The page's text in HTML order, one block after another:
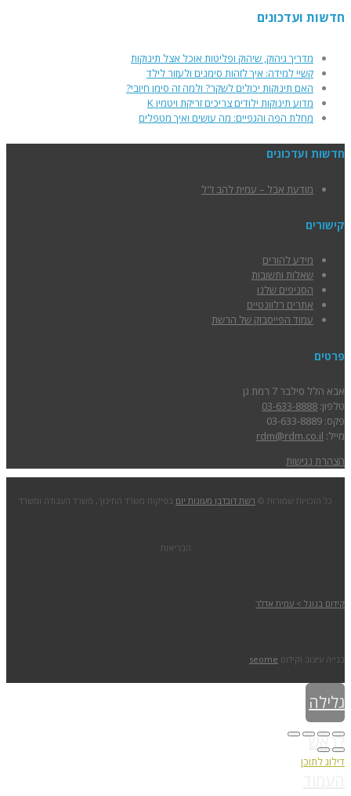
חדשות ועדכונים
מדריך גיהוק, שיהוק ופליטות אוכל אצל תינוקות
קשיי למידה: איך לזהות סימנים ולעזור לילד
האם תינוקות יכולים לשקר? ולמה זה סימן חיובי?
מדוע תינוקות ילודים צריכים זריקת ויטמין K
מחלת הפה והגפיים: מה עושים ואיך מטפלים
חדשות ועדכונים
מודעת אבל – עמית להב ז"ל
קישורים
מידע להורים
שאלות ותשובות
הסניפים שלנו
אתרים רלוונטיים
עמוד הפייסבוק של הרשת
פרטים
אבא הלל סילבר 7 רמת גן
טלפון: 03-633-8888
פקס: 03-633-8889
מייל: rdm@rdm.co.il
הצהרת נגישות
כל הזכויות שמורות © רשת דובדבן מעונות יום בפיקוח משרד החינוך, משרד העבודה ומשרד
הבריאות
קידום בגוגל > עמית אדלר
בנייה עיצוב וקידום seome
גלילה
לראש
דילוג לתוכן